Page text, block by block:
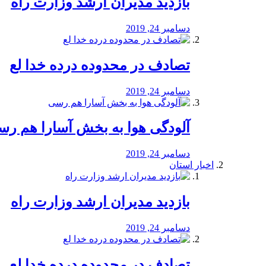
دسامبر 24, 2019
تصادف در محدوده درده خدا لع
دسامبر 24, 2019
آلودگی هوا به بخش آسارا هم
دسامبر 24, 2019
اخبار استان
بازدید مدیران ارشد وزارت راه
دسامبر 24, 2019